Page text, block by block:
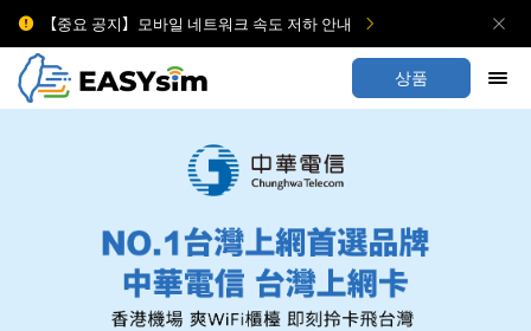
【중요 공지】모바일 네트워크 속도 저하 안내
상품